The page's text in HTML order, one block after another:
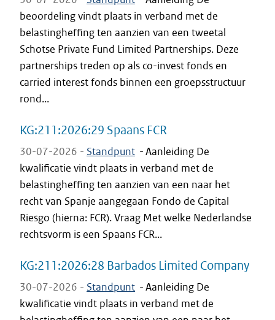
beoordeling vindt plaats in verband met de
belastingheffing ten aanzien van een tweetal
Schotse Private Fund Limited Partnerships. Deze
partnerships treden op als co-invest fonds en
carried interest fonds binnen een groepsstructuur
rond...
KG:211:2026:29 Spaans FCR
30-07-2026 - Standpunt -Aanleiding De
kwalificatie vindt plaats in verband met de
belastingheffing ten aanzien van een naar het
recht van Spanje aangegaan Fondo de Capital
Riesgo (hierna: FCR). Vraag Met welke Nederlandse
rechtsvorm is een Spaans FCR...
KG:211:2026:28 Barbados Limited Company
30-07-2026 - Standpunt -Aanleiding De
kwalificatie vindt plaats in verband met de